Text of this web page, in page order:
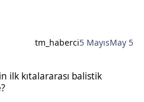
tm_haberci5 MayısMay 5
ilk kıtalararası balistik